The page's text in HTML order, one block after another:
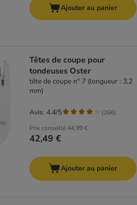
Ajouter au panier
Têtes de coupe pour
tondeuses Oster
tête de coupe n° 7 (longueur : 3,2
mm)
Prix conseillé44,99 €
42,49 €
Avis: 4.4/5 (266)
Ajouter au panier